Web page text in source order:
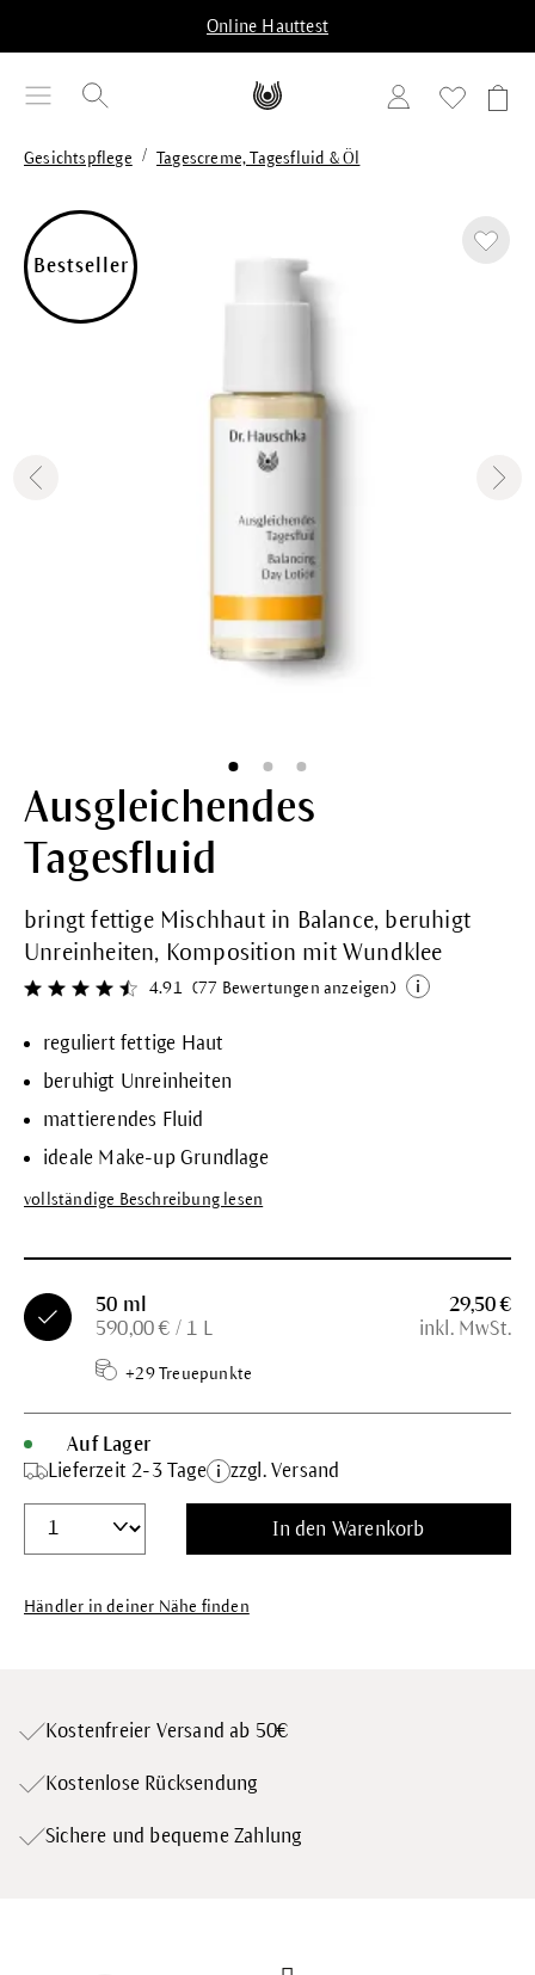
Online Hauttest
Gesichtspflege / Tagescreme, Tagesfluid & Öl
Ausgleichendes
Tagesfluid
bringt fettige Mischhaut in Balance, beruhigt
Unreinheiten, Komposition mit Wundklee
Durchschnittliche Bewertung von 4.9 von 5 Sternen
4.91 (77 Bewertungen anzeigen)
reguliert fettige Haut
beruhigt Unreinheiten
mattierendes Fluid
ideale Make-up Grundlage
vollständige Beschreibung lesen
50 ml
590,00 € / 1 L
+29 Treuepunkte
29,50 €
inkl. MwSt.
Auf Lager
Lieferzeit 2-3 Tage
zzgl. Versand
In den Warenkorb
Händler in deiner Nähe finden
Kostenfreier Versand ab 50€
Kostenlose Rücksendung
Sichere und bequeme Zahlung
Bildergalerie überspringen
Bestseller